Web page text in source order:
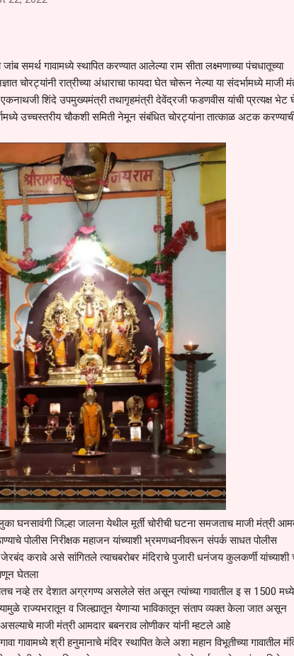
समर्थ गावामध्ये स्थापित करण्यात आलेल्या राम सीता लक्ष्मणाच्या पंचधातूच्या
चोरट्यांनी रात्रीच्या अंधाराचा फायदा घेत चोरून नेल्या या संदर्भामध्ये माजी
शिंदे उपमुख्यमंत्री तथागृहमंत्री देवेंद्रजी फडणवीस यांची प्रत्यक्ष
उच्चस्तरीय चौकशी समिती नेमून संबंधित चोरट्यांना तात्काळ अटक
घनसावंगी जिल्हा जालना येथील मूर्ती चोरीची घटना समजताच माजी मंत्री
पोलीस निरीक्षक महाजन यांच्याशी भ्रमणध्वनीवरून संपर्क साधत पोलीस
करावे असे सांगितले त्याचबरोबर मंदिराचे पुजारी धनंजय कुलकर्णी यांच्याशी
घेतला
नव्हे तर देशात अग्रगण्य असलेले संत असून त्यांच्या गावातील इ स 1500 मध्ये
राज्यभरातून व जिल्ह्यातून येणाऱ्या भाविकातून संताप व्यक्त केला जात असून
माजी मंत्री आमदार बबनराव लोणीकर यांनी म्हटले आहे
गावा गावामध्ये श्री हनुमानाचे मंदिर स्थापित केले अशा महान विभूतीच्या गावातील